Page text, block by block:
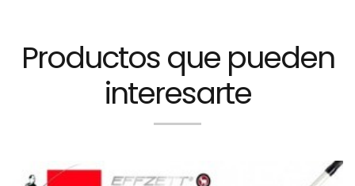
Productos que pueden
interesarte